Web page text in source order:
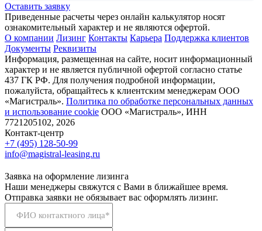
Оставить заявку
Приведенные расчеты через онлайн калькулятор носят
ознакомительный характер и не являются офертой.
О компании Лизинг Контакты Карьера Поддержка клиентов
Документы Реквизиты
Информация, размещенная на сайте, носит информационный
характер и не является публичной офертой согласно статье
437 ГК РФ. Для получения подробной информации,
пожалуйста, обращайтесь к клиентским менеджерам ООО
«Магистраль». Политика по обработке персональных данных
и использование сookie ООО «Магистраль», ИНН
7721205102, 2026
Контакт-центр
+7 (495) 128-50-99
info@magistral-leasing.ru
Заявка на оформление лизинга
Наши менеджеры свяжутся с Вами в ближайшее время.
Отправка заявки не обязывает вас оформлять лизинг.
ФИО контактного лица*